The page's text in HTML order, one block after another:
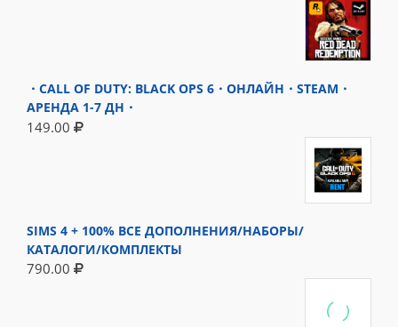
・CALL OF DUTY: BLACK OPS 6・ОНЛАЙН・STEAM・
АРЕНДА 1-7 ДН・
149.00
SIMS 4 + 100% ВСЕ ДОПОЛНЕНИЯ/НАБОРЫ/
КАТАЛОГИ/КОМПЛЕКТЫ
790.00